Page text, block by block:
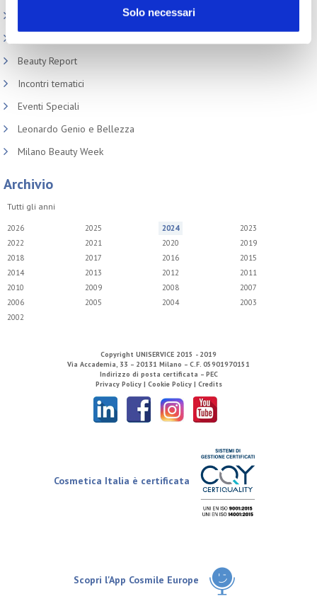
Solo necessari
Beauty Report
Incontri tematici
Eventi Speciali
Leonardo Genio e Bellezza
Milano Beauty Week
Archivio
Tutti gli anni
2026 2025 2024
2023
2022
2021 2020
2019
2018
2017 2016
2015
2014
2013 2012
2011
2010
2009 2008
2007
2006
2005 2004
2003
2002
Copyright UNISERVICE 2015 - 2019
Via Accademia, 33 – 20131 Milano – C.F. 05901970151
Indirizzo di posta certificata – PEC
Privacy Policy | Cookie Policy | Credits
Cosmetica Italia è certificata
Scopri l'App Cosmile Europe